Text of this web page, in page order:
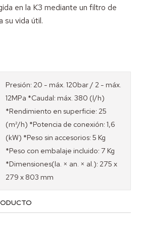
en la K3 mediante un filtro de
su vida útil.
Presión: 20 - máx. 120bar / 2 - máx.
12MPa *Caudal: máx. 380 (l/h)
*Rendimiento en superficie: 25
(m²/h) *Potencia de conexión: 1,6
(kW) *Peso sin accesorios: 5 Kg
*Peso con embalaje incluido: 7 Kg
*Dimensiones(la. × an. × al.): 275 x
279 x 803 mm